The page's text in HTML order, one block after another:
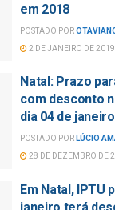
em 2018
POSTADO POR
2 DE JANEIRO DE 2019
Natal: Prazo
com desconto
dia 04 de janeiro
POSTADO POR LÚCIO
28 DE DEZEMBRO DE
Em Natal, IPTU
janeiro terá